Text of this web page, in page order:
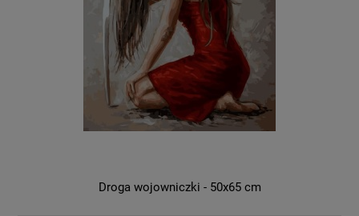
Droga wojowniczki - 50x65 cm